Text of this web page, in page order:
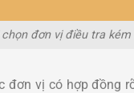
chọn đơn vị điều tra
vị có hợp đồng